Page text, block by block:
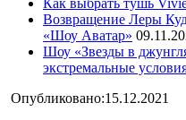
Как выбрать тушь
Возвращение Леры
«Шоу Аватар»
Шоу «Звезды в
экстремальные
Опубликовано:15.12.2021